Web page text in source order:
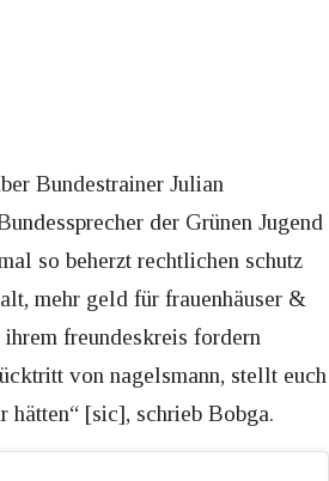
Bundestrainer Julian
der Grünen Jugend
so beherzt rechtlichen schutz
mehr geld für frauenhäuser &
freundeskreis fordern
von nagelsmann, stellt euch
[sic], schrieb Bobga.